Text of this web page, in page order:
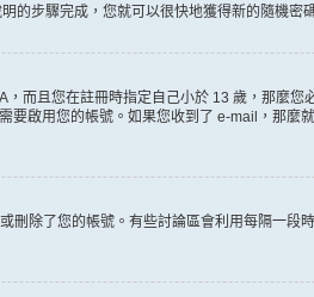
的步驟完成，您就可以很快地獲得新的隨機密
而且您在註冊時指定自己小於 13 歲，那麼
啟用您的帳號。如果您收到了 e-mail，那
除了您的帳號。有些討論區會利用每隔一